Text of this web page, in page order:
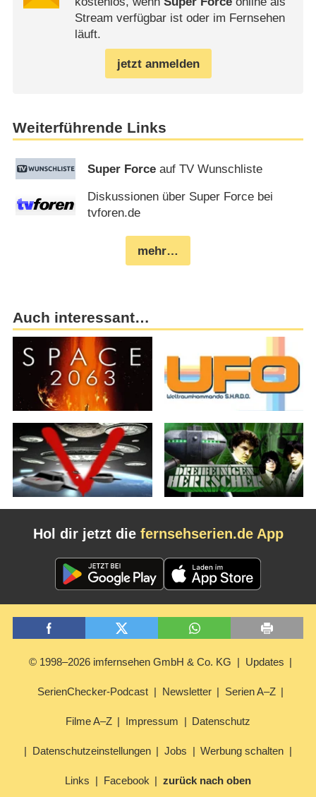
Stream verfügbar ist oder im Fernsehen
läuft.
jetzt anmelden
Weiterführende Links
Super Force auf TV Wunschliste
Diskussionen über Super Force bei
tvforen.de
mehr…
Auch interessant…
Hol dir jetzt die fernsehserien.de App
© 1998–2026 imfernsehen GmbH & Co. KG Updates
SerienChecker-Podcast Newsletter Serien A–Z
Filme A–Z Impressum Datenschutz
Datenschutzeinstellungen Jobs Werbung schalten
Links Facebook zurück nach oben